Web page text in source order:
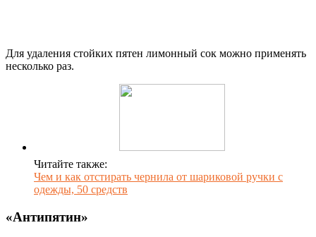
Для удаления стойких пятен лимонный сок можно применять
несколько раз.
Читайте также:
Чем и как отстирать чернила от шариковой ручки с
одежды, 50 средств
«Антипятин»